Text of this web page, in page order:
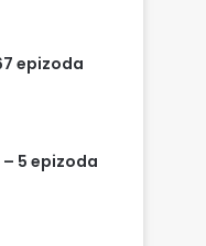
epizoda
5 epizoda